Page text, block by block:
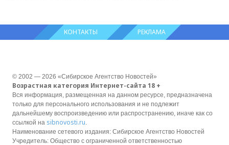
КОНТАКТЫ РЕКЛАМА
© 2002 — 2026 «Сибирское Агентство Новостей»
Возрастная категория Интернет-сайта 18 +
Вся информация, размещенная на данном ресурсе, предназначена
только для персонального использования и не подлежит
дальнейшему воспроизведению или распространению, иначе как со
ссылкой на sibnovosti.ru.
Наименование сетевого издания: Сибирское Агентство Новостей
Учредитель: Общество с ограниченной ответственностью